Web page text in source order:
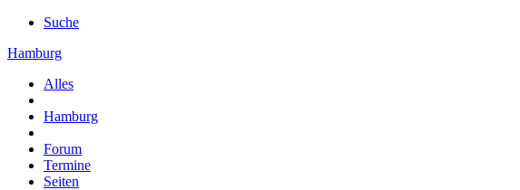
Suche
Hamburg
Alles
Hamburg
Forum
Termine
Seiten